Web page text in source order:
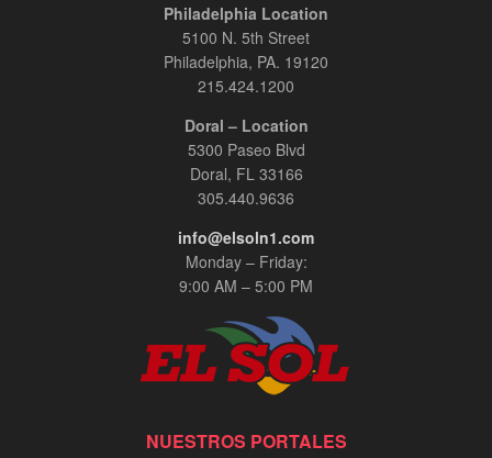
Philadelphia Location
5100 N. 5th Street
Philadelphia, PA. 19120
215.424.1200
Doral – Location
5300 Paseo Blvd
Doral, FL 33166
305.440.9636
info@elsoln1.com
Monday – Friday:
9:00 AM – 5:00 PM
NUESTROS PORTALES